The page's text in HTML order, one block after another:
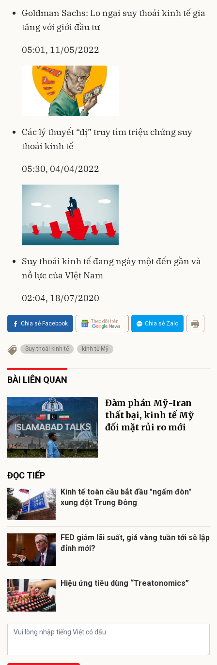
Goldman Sachs: Lo ngại suy thoái kinh tế gia
tăng với giới đầu tư
05:01, 11/05/2022
Các lý thuyết “dị” truy tìm triệu chứng suy
thoái kinh tế
05:30, 04/04/2022
Suy thoái kinh tế đang ngày một đến gần và
nỗ lực của VIệt Nam
02:04, 18/07/2020
Chia sẻ Facebook Theo dõi trên Chia sẻ Zalo
Suy thoái kinh tế kinh tế Mỹ
BÀI LIÊN QUAN
Đàm phán Mỹ-Iran
thất bại, kinh tế Mỹ
đối mặt rủi ro mới
ĐỌC TIẾP
Kinh tế toàn cầu bắt đầu "ngấm đòn"
xung đột Trung Đông
FED giảm lãi suất, giá vàng tuần tới sẽ lập
đỉnh mới?
Hiệu ứng tiêu dùng “Treatonomics”